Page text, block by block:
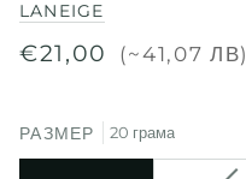
LANEIGE
€21,00 (~41,07 ЛВ)
РАЗМЕР 20 грама